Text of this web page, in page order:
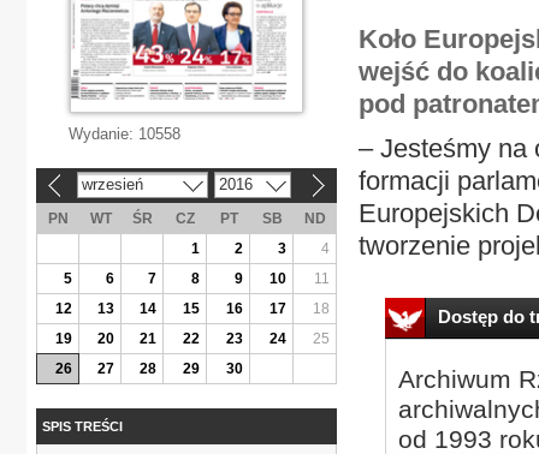
Koło
wejść do
pod
– Jesteśmy na
formacji
Europejskich
tworzenie
Dostęp do
Archiwum
od 1993
Wydanie: 10558
wrzesień 2016
PN WT ŚR CZ PT SB
ND
1
2 3
4
5
6 7 8 9 10
11
12
13 14 15 16 17
18
19
20 21 22 23 24
25
26
27 28 29 30
SPIS TREŚCI